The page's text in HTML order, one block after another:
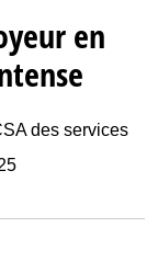
en
des services